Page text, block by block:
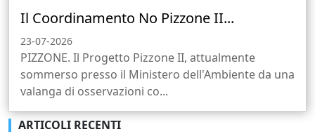
Il Coordinamento No Pizzone II...
23-07-2026
PIZZONE. Il Progetto Pizzone II, attualmente
sommerso presso il Ministero dell'Ambiente da una
valanga di osservazioni co...
ARTICOLI RECENTI